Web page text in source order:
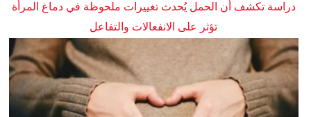
دراسة تكشف أن الحمل يُحدث تغييرات ملحوظة في دماغ المرأة
تؤثر على الانفعالات والتفاعل